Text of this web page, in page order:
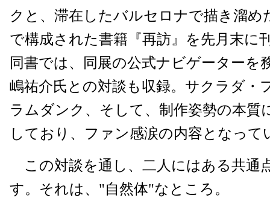
クと、滞在したバルセロナで描き溜め
で構成された書籍『再訪』を先月末に
同書では、同展の公式ナビゲーターを
嶋祐介氏との対談も収録。サクラダ・
ラムダンク、そして、制作姿勢の本質
しており、ファン感涙の内容となって
この対談を通し、二人にはある共通
す。それは、"自然体"なところ。